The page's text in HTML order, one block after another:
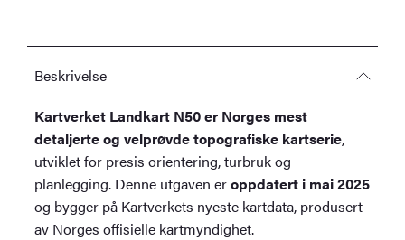
Beskrivelse
Kartverket Landkart N50 er Norges mest
detaljerte og velprøvde topografiske kartserie,
utviklet for presis orientering, turbruk og
planlegging. Denne utgaven eroppdatert i mai 2025
og bygger på Kartverkets nyeste kartdata, produsert
av Norges offisielle kartmyndighet.